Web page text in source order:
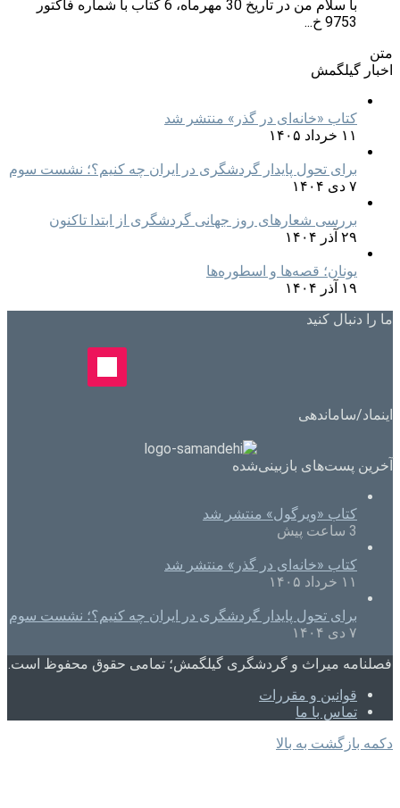
با سلام من در تاریخ 30 مهرماه، 6 کتاب با شماره فاکتور
9753 خ...
متن
اخبار گیلگمش
کتاب «خانه‌ای در گذر» منتشر شد
۱۱ خرداد ۱۴۰۵
برای تحول پایدار گردشگری در ایران چه کنیم؟؛ نشست سوم
۷ دی ۱۴۰۴
بررسی شعارهای روز جهانی گردشگری از ابتدا تاکنون
۲۹ آذر ۱۴۰۴
یونان؛ قصه‌ها و اسطوره‌ها
۱۹ آذر ۱۴۰۴
ما را دنبال کنید
اینماد/ساماندهی
آخرین پست‌های بازبینی‌شده
کتاب «ویرگول» منتشر شد
3 ساعت پیش
کتاب «خانه‌ای در گذر» منتشر شد
۱۱ خرداد ۱۴۰۵
برای تحول پایدار گردشگری در ایران چه کنیم؟؛ نشست سوم
۷ دی ۱۴۰۴
فصلنامه میراث و گردشگری گیلگمش؛ تمامی حقوق محفوظ است.
قوانین و مقررات
تماس با ما
دکمه بازگشت به بالا